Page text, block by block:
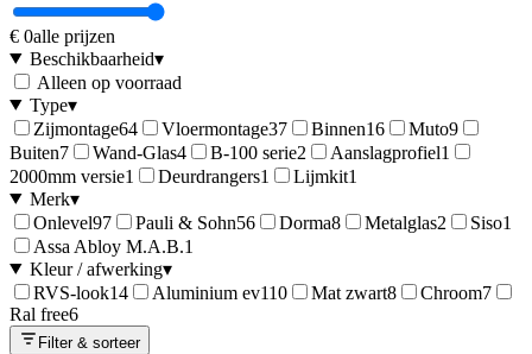
€ 0alle prijzen
Beschikbaarheid▾
Alleen op voorraad
Type▾
Zijmontage64 Vloermontage37 Binnen16 Muto9
Buiten7 Wand-Glas4 B-100 serie2 Aanslagprofiel1
2000mm versie1 Deurdrangers1 Lijmkit1
Merk▾
Onlevel97 Pauli & Sohn56 Dorma8 Metalglas2 Siso1
Assa Abloy M.A.B.1
Kleur / afwerking▾
RVS-look14 Aluminium ev110 Mat zwart8 Chroom7
Ral free6
Filter & sorteer